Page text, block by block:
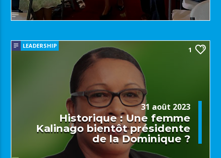
LEADERSHIP 1
31 août 2023
Historique : Une femme
Kalinago bientôt présidente
de la Dominique ?